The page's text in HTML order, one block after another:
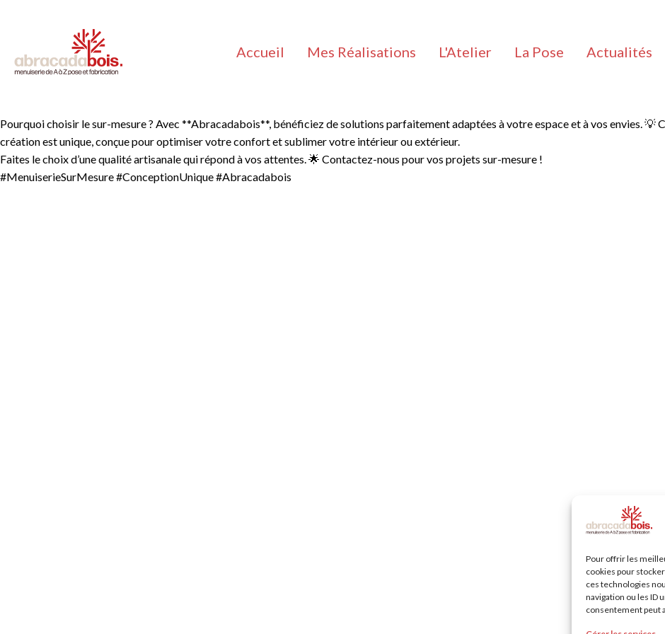
Pour offrir les
cookies pour
ces technologies
navigation ou les ID
consentement peut
Accueil Mes Réalisations L'Atelier La Pose Actualités
Pourquoi choisir le sur-mesure ? Avec **Abracadabois**, bénéficiez de solutions parfaitement adaptées à votre espace et à vos envies. 💡
création est unique, conçue pour optimiser votre confort et sublimer votre intérieur ou extérieur.
Faites le choix d’une qualité artisanale qui répond à vos attentes. 🌟 Contactez-nous pour vos projets sur-mesure !
#MenuiserieSurMesure #ConceptionUnique #Abracadabois